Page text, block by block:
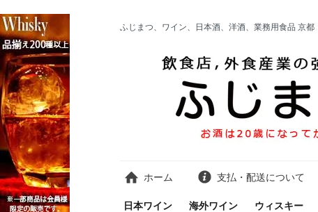
ふじまつ、ワイン、日本酒、洋酒、業務用食品 京都
ホーム 支払・配送について
日本ワイン 海外ワイン ウィスキー